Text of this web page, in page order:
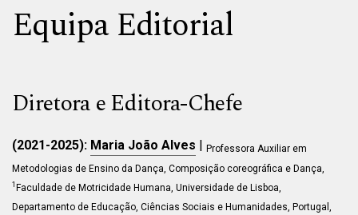
Equipa Editorial
Diretora e Editora-Chefe
(2021-2025): Maria João Alves | Professora Auxiliar em
Metodologias de Ensino da Dança, Composição coreográfica e Dança,
1 Faculdade de Motricidade Humana, Universidade de Lisboa,
Departamento de Educação, Ciências Sociais e Humanidades, Portugal,